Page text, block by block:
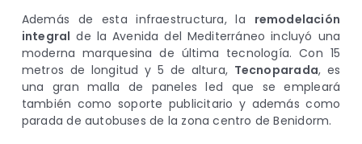
Además de esta infraestructura, la remodelación
integral de la Avenida del Mediterráneo incluyó una
moderna marquesina de última tecnología. Con 15
metros de longitud y 5 de altura, Tecnoparada, es
una gran malla de paneles led que se empleará
también como soporte publicitario y además como
parada de autobuses de la zona centro de Benidorm.